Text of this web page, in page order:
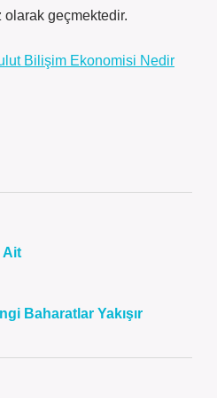
geçmektedir.
Bilişim Ekonomisi Nedir
Ait
Baharatlar Yakışır